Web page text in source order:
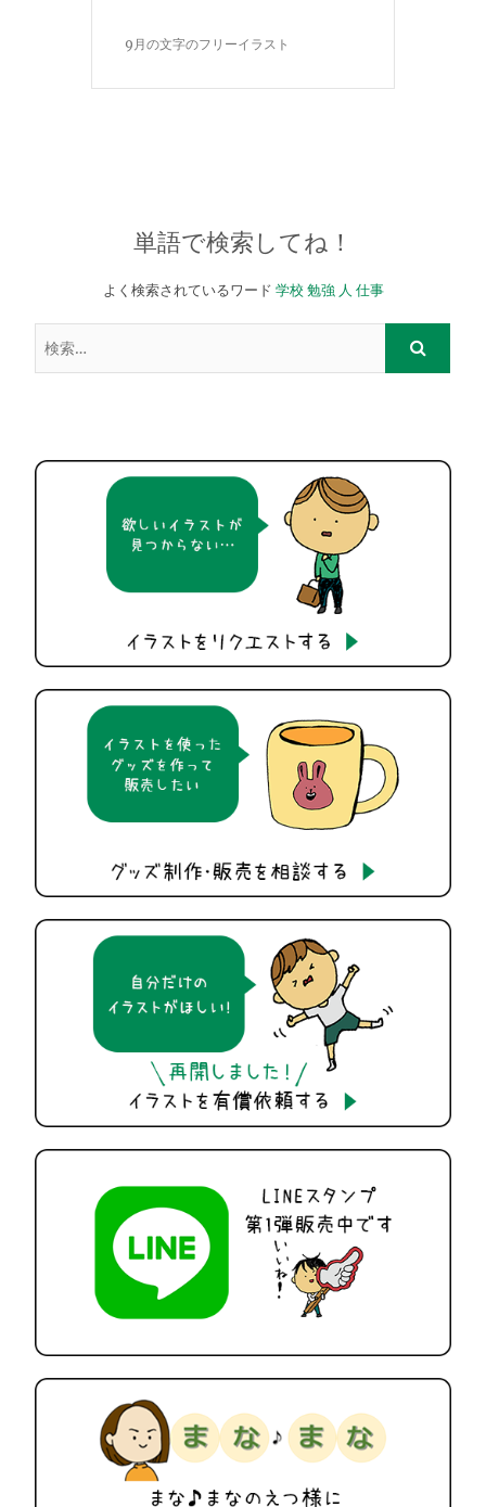
9月の文字のフリーイラスト
単語で検索してね！
よく検索されているワード 学校 勉強 人 仕事